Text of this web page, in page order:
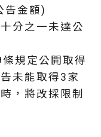
告金額)
分之一未達公
規定公開取得
未能取得3家
，將改採限制